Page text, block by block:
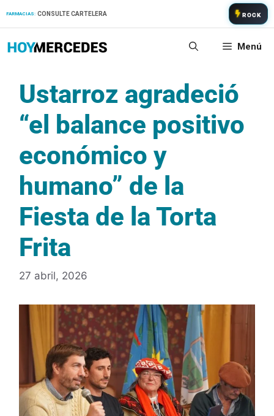
FARMACIAS: CONSULTE CARTELERA ROCK
Menú
Ustarroz agradeció
“el balance positivo
económico y
humano” de la
Fiesta de la Torta
Frita
27 abril, 2026